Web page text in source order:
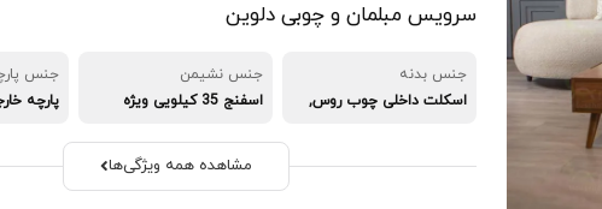
سرویس مبلمان و چوبی دلوین
جنس بدنه
اسکلت داخلی چوب روس,
جنس نشیمن
اسفنج 35 کیلویی ویژه
جنس
پارچه
مشاهده همه ویژگی‌ها